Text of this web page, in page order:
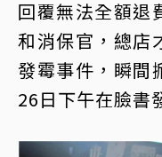
回覆無法全額退
和消保官，總店
發霉事件，瞬間
26日下午在臉書